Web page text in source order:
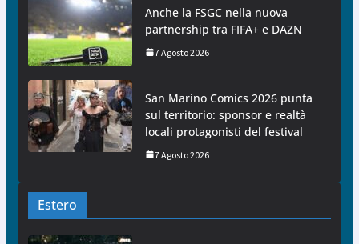
Anche la FSGC nella nuova
partnership tra FIFA+ e DAZN
7 Agosto 2026
San Marino Comics 2026 punta
sul territorio: sponsor e realtà
locali protagonisti del festival
7 Agosto 2026
Estero